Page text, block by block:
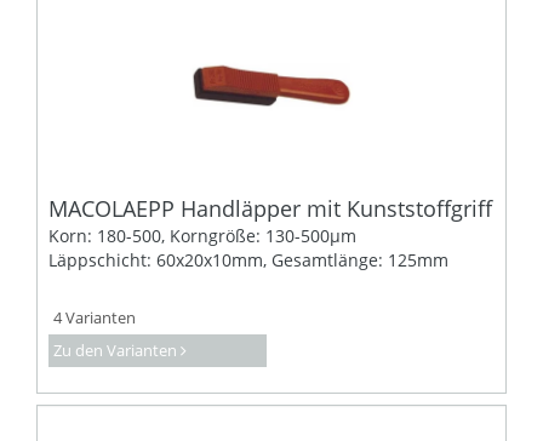
MACOLAEPP Handläpper mit Kunststoffgriff
Korn: 180-500, Korngröße: 130-500µm
Läppschicht: 60x20x10mm, Gesamtlänge: 125mm
4 Varianten
Zu den Varianten